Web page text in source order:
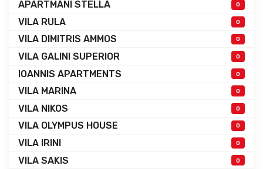
APARTMANI STELLA 0
VILA RULA 0
VILA DIMITRIS AMMOS 0
VILA GALINI SUPERIOR 0
IOANNIS APARTMENTS 0
VILA MARINA 0
VILA NIKOS 0
VILA OLYMPUS HOUSE 0
VILA IRINI 0
VILA SAKIS 0